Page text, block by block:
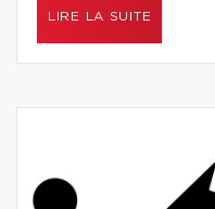
LIRE LA SUITE